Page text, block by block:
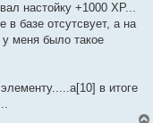
настойку +1000 ХР...
в базе отсутсвует, а на
у меня было такое
в итоге